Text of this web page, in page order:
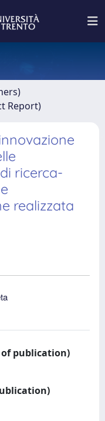
Report)
ricerca-
realizzata
publication)